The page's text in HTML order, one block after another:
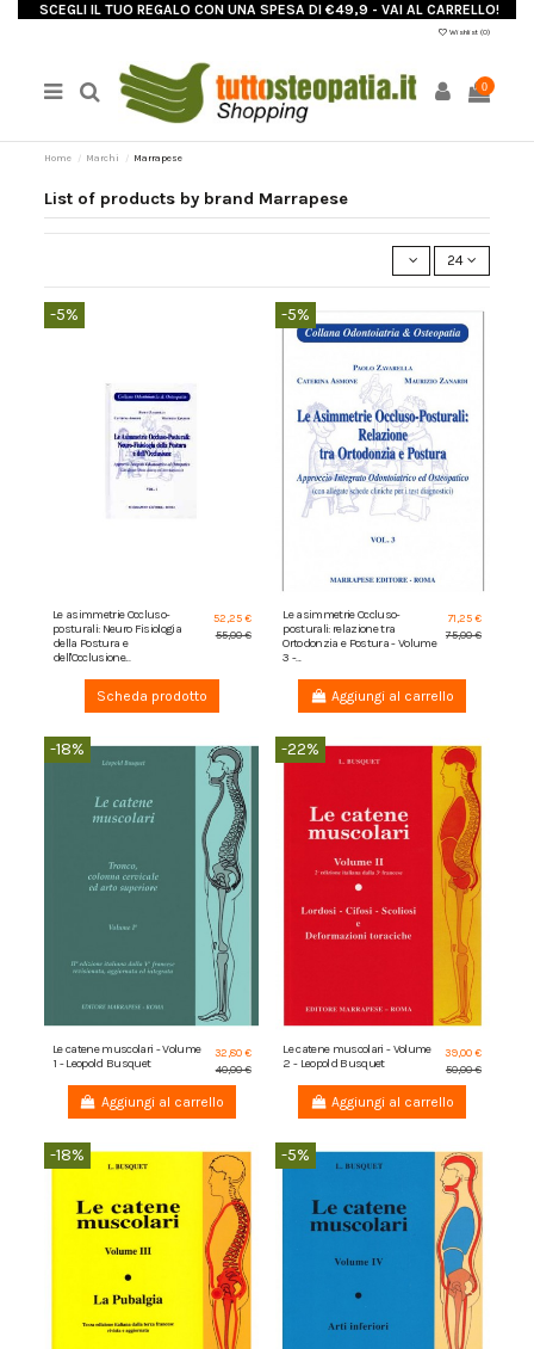
SCEGLI IL TUO REGALO CON UNA SPESA DI €49,9 - VAI AL CARRELLO!
Wishlist (0)
0
Home Marchi Marrapese
List of products by brand Marrapese
24
-5%
Le asimmetrie Occluso-
posturali: Neuro Fisiologia
della Postura e
dell'Occlusione...
52,25 €
55,00 €
Scheda prodotto
-5%
Le asimmetrie Occluso-
posturali: relazione tra
Ortodonzia e Postura - Volume
3 -...
71,25 €
75,00 €
Aggiungi al carrello
-18%
Le catene muscolari - Volume
1 - Leopold Busquet
32,80 €
40,00 €
Aggiungi al carrello
-22%
Le catene muscolari - Volume
2 - Leopold Busquet
39,00 €
50,00 €
Aggiungi al carrello
-18% -5%